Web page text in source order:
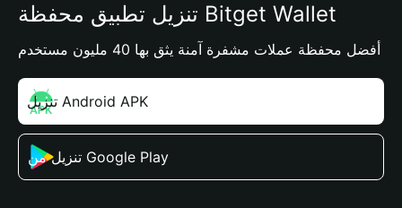
تنزيل تطبيق محفظة Bitget Wallet
أفضل محفظة عملات مشفرة آمنة يثق بها 40 مليون مستخدم
تنزيل Android APK
تنزيل من Google Play